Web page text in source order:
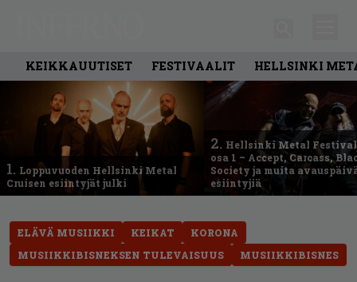
KEIKKAUUTISET FESTIVAALIT HELLSINKI
1. Loppuvuoden Hellsinki Metal
Cruisen esiintyjät julki
2. Hellsinki Metal
osa 1 – Accept, Carcass,
Society ja muita
esiintyjiä
ELÄVÄ MUSIIKKI KEIKAT
KORONA
MUSIIKKIBISNEKSEN TULEVAISUUS
MUSIIKKIBISNES